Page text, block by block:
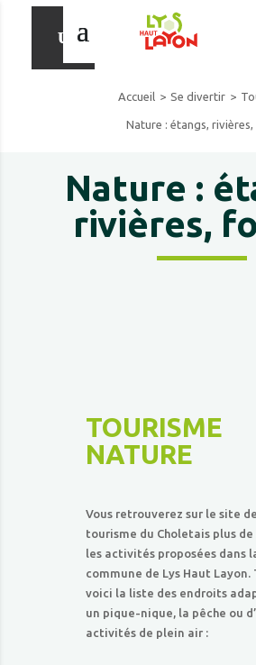
Accueil Se divertir
Nature : étangs,
Nature :
rivières,
TOURISME
NATURE
Vous retrouverez sur le site
tourisme du Choletais plus
les activités proposées dans
commune de Lys Haut Layon.
voici la liste des endroits
un pique-nique, la pêche ou
activités de plein air :